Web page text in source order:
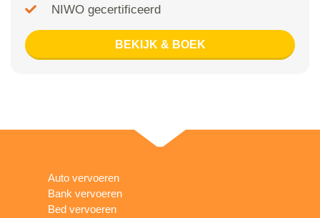
NIWO gecertificeerd
BEKIJK & BOEK
Auto vervoeren
Bank vervoeren
Bed vervoeren